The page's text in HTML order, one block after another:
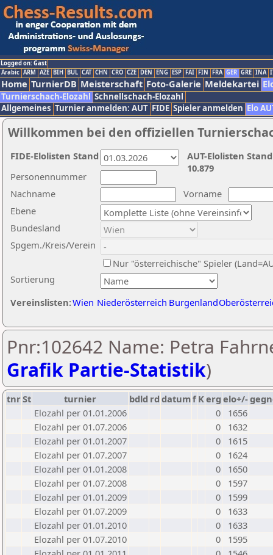
Logged on: Gast
Arabic ARM AZE BIH BUL CAT CHN CRO CZE DEN ENG ESP FAI FIN FRA GER GRE INA
Home TurnierDB Meisterschaft Foto-Galerie Meldekartei
Turnierschach-Elozahl Schnellschach-Elozahl
Allgemeines Turnier anmelden: AUT FIDE Spieler anmelden Elo
Willkommen bei den offiziellen
Nachname
Vorname
Ebene
Sortierung
Personennummer
Bundesland
Spgem./Kreis/Verein
Nur "österreichische" Spieler
Vereinslisten:Wien Niederösterreich Burgenland
AUT-Elolisten
10.879
FIDE-Elolisten Stand
Pnr:102642 Name: Petra
Grafik Partie-Statistik)
tnrSt turnier bdld rd datumf Kerg elo+/-
Elozahl per 01.01.2006
0
1656
Elozahl per 01.07.2006
0
1632
Elozahl per 01.01.2007
0
1615
Elozahl per 01.07.2007
0
1624
Elozahl per 01.01.2008
0
1650
Elozahl per 01.07.2008
0
1597
Elozahl per 01.01.2009
0
1599
Elozahl per 01.07.2009
0
1633
Elozahl per 01.01.2010
0
1633
Elozahl per 01.07.2010
0
1595